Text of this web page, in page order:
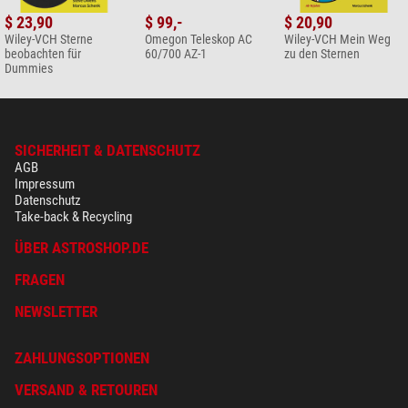
$ 23,90
Wiley-VCH Sterne
beobachten für
Dummies
$ 99,-
Omegon Teleskop AC
60/700 AZ-1
$ 20,90
Wiley-VCH Mein Weg
zu den Sternen
SICHERHEIT & DATENSCHUTZ
AGB
Impressum
Datenschutz
Take-back & Recycling
ÜBER ASTROSHOP.DE
FRAGEN
NEWSLETTER
ZAHLUNGSOPTIONEN
VERSAND & RETOUREN